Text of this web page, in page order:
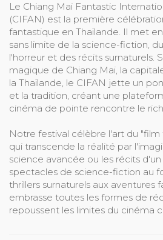
Le Chiang Mai Fantastic
(CIFAN) est la première
fantastique en Thaïlande. Il met
sans limite de la science-fiction,
l'horreur et des récits surnaturels.
magique de Chiang Mai, la
la Thaïlande, le CIFAN jette un
et la tradition, créant une
cinéma de pointe rencontre le
Notre festival célèbre l'art du "film
qui transcende la réalité par
science avancée ou les récits
spectacles de science-fiction au
thrillers surnaturels aux aventures
embrasse toutes les formes de
repoussent les limites du cinéma